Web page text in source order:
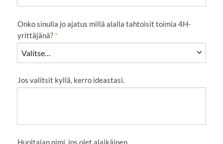
Onko sinulla jo ajatus millä alalla tahtoisit toimia 4H-
yrittäjänä? *
Jos valitsit kyllä, kerro ideastasi.
Huoltajan nimi, jos olet alaikäinen